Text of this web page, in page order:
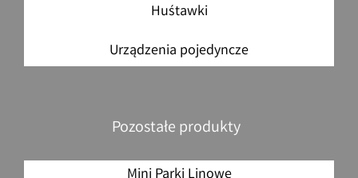
Huśtawki
Urządzenia pojedyncze
Pozostałe produkty